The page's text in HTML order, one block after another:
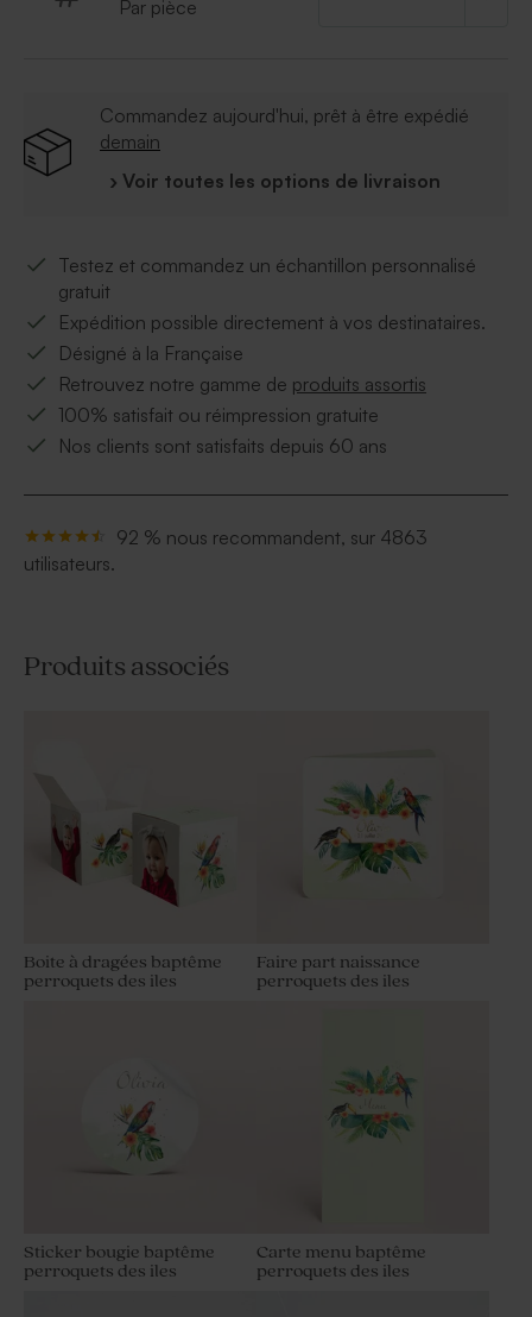
accompagnons également pour l'ensemble de la
perroquets des iles.
Par pièce
Commandez aujourd'hui, prêt à être expédié
demain
› Voir toutes les options de livraison
Testez et commandez un échantillon personnalisé
gratuit
Expédition possible directement à vos destinataires.
Désigné à la Française
Retrouvez notre gamme de produits assortis
100% satisfait ou réimpression gratuite
Nos clients sont satisfaits depuis 60 ans
92 % nous recommandent, sur 4863
utilisateurs.
Produits associés
Boite à dragées baptême
perroquets des iles
Faire part naissance
perroquets des iles
Sticker bougie baptême
perroquets des iles
Carte menu baptême
perroquets des iles